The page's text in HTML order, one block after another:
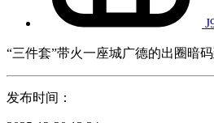
“三件套”带火一座城广德的出圈暗
发布时间：